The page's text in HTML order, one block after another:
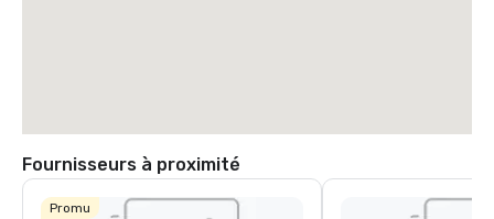
Fournisseurs à proximité
Promu